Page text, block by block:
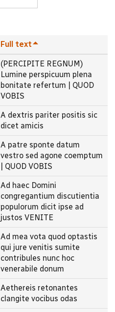
Full text
(PERCIPITE REGNUM)
Lumine perspicuum plena
bonitate refertum | QUOD
VOBIS
A dextris pariter positis sic
dicet amicis
A patre sponte datum
vestro sed agone coemptum
| QUOD VOBIS
Ad haec Domini
congregantium discutientia
populorum dicit ipse ad
justos VENITE
Ad mea vota quod optastis
qui jure venitis sumite
contribules nunc hoc
venerabile donum
Aethereis retonantes
clangite vocibus odas